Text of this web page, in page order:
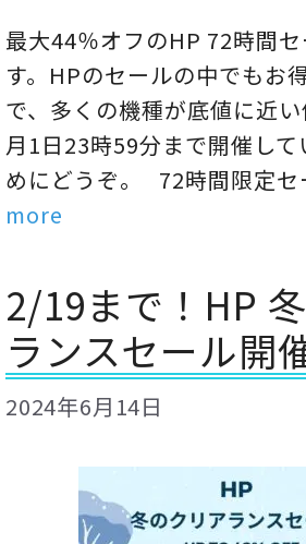
最大44％オフのHP 72時間
す。HPのセールの中でもお
で、多くの機種が底値に近
月1日23時59分まで開催して
めにどうぞ。 72時間限定
more
2/19まで！HP
ランスセール開
2024年6月14日